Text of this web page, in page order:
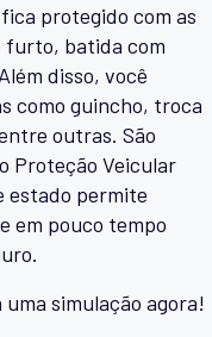
protegido com as
furto, batida com
disso, você
como guincho, troca
outras. São
Proteção Veicular
estado permite
em pouco tempo
simulação agora!